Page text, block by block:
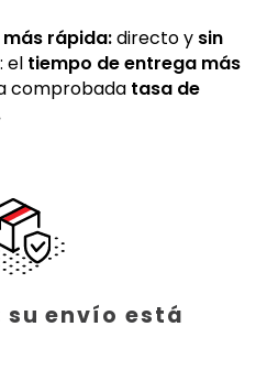
rápida:directo y sin
el tiempo de entrega más
comprobada tasa de
envío está